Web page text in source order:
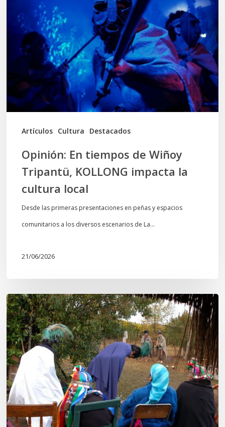
Artículos Cultura Destacados
tiempos
Wiñoy
Tripantü,
KOLLONG
impacta
la
cultura
Opinión: En tiempos de Wiñoy
Tripantü, KOLLONG impacta la
cultura local
Desde las primeras presentaciones en peñas y espacios
comunitarios a los diversos escenarios de La…
21/06/2026
Conmemoración
del
Wiñoy
Tripantü
y
la
Sociedad
Mapuche